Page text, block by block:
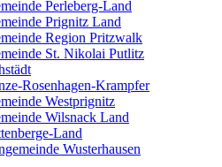
Perleberg-Land
Prignitz Land
Region Pritzwalk
St. Nikolai Putlitz
Rosenhagen-Krampfer
Westprignitz
Wilsnack Land
Land
Wusterhausen